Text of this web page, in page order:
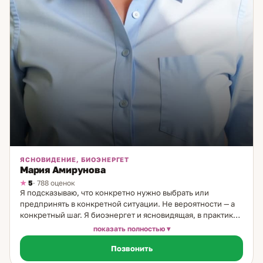
ЯСНОВИДЕНИЕ, БИОЭНЕРГЕТ
Мария Амирунова
5· 788 оценок
Я подсказываю, что конкретно нужно выбрать или
предпринять в конкретной ситуации. Не вероятности — а
конкретный шаг. Я биоэнергет и ясновидящая, в практике
30 лет. С 18 лет начала замечать: внутренний голос
подсказывает — что произойдёт, с кем предстоит встреча,
имя человека, который появится. Сначала пугало. Потом
события стали подтверждаться — и я приняла это как
показать полностью
Позвонить